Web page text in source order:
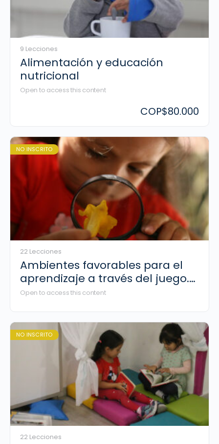
9 Lecciones
Alimentación y educación
nutricional
Open to access this content
COP$80.000
NO INSCRITO
22 Lecciones
Ambientes favorables para el
aprendizaje a través del juego.
Docentes preescolar.
Open to access this content
NO INSCRITO
22 Lecciones